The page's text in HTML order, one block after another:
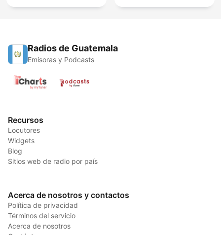
Radios de Guatemala
Emisoras y Podcasts
Recursos
Locutores
Widgets
Blog
Sitios web de radio por país
Acerca de nosotros y contactos
Política de privacidad
Términos del servicio
Acerca de nosotros